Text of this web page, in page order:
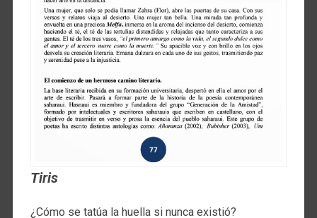
Tiris
¿Cómo se tatúa la huella si nunca existió?